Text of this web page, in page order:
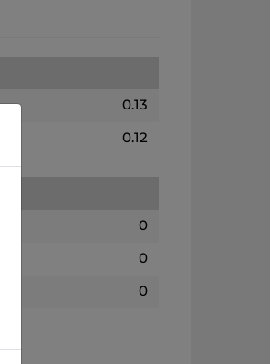
0.13
0.12
0
0
0